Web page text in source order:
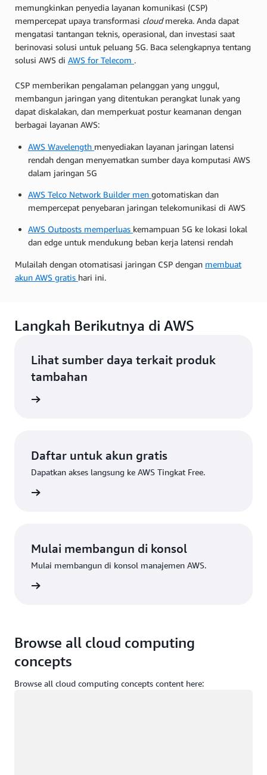
memungkinkan penyedia layanan komunikasi (CSP)
mempercepat upaya transformasi cloudmereka. Anda dapat
mengatasi tantangan teknis, operasional, dan investasi saat
berinovasi solusi untuk peluang 5G. Baca selengkapnya tentang
solusi AWS di AWS for Telecom .
CSP memberikan pengalaman pelanggan yang unggul,
membangun jaringan yang ditentukan perangkat lunak yang
dapat diskalakan, dan memperkuat postur keamanan dengan
berbagai layanan AWS:
AWS Wavelength menyediakan layanan jaringan latensi
rendah dengan menyematkan sumber daya komputasi AWS
dalam jaringan 5G
AWS Telco Network Builder men gotomatiskan dan
mempercepat penyebaran jaringan telekomunikasi di AWS
AWS Outposts memperluas kemampuan 5G ke lokasi lokal
dan edge untuk mendukung beban kerja latensi rendah
Mulailah dengan otomatisasi jaringan CSP dengan membuat
akun AWS gratis hari ini.
Langkah Berikutnya di AWS
Lihat sumber daya terkait produk
tambahan
Daftar untuk akun gratis
Dapatkan akses langsung ke AWS Tingkat Free.
Mulai membangun di konsol
Mulai membangun di konsol manajemen AWS.
Browse all cloud computing
concepts
Browse all cloud computing concepts content here: